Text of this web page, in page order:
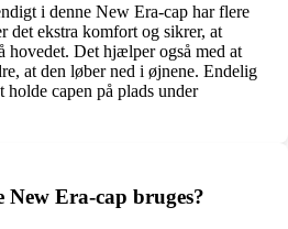
i denne New Era-cap har flere
det ekstra komfort og sikrer, at
hovedet. Det hjælper også med at
at den løber ned i øjnene. Endelig
capen på plads under
Era-cap bruges?